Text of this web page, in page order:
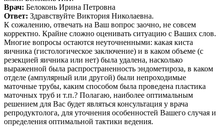
Истории пациентов
Анализы
Генетик
Эндокринолог
Специалист УЗД
Эмбриолог
Анестезиолог
Психолог
Гематолог
Хранение эмбрионов
Налоговый вычет
Проживание
Транспортировка репродуктивного материала
Обследования перед ЭКО, криопереносом (по ОМС)
Обследование перед ЭКО, для сурмам и доноров (на
Формы документов
Врач: Белоконь Ирина Петровна
Ответ: Здравствуйте Виктория Николаевна.
К сожалению, отвечать на Ваш вопрос заочно, не совсем
корректно. Крайне сложно оценивать ситуацию с Ваших слов.
Многие вопросы остаются неуточненными: какая киста
яичника (гистологическое заключение) и в каком объеме (с
резекцией яичника или нет) была удалена, насколько
выраженной была распространенность эндометироза, в каком
отделе (ампулярный или другой) были непроходимые
маточные трубы, каким способом была проведена пластика
маточных труб и т.п.? Полагаю, наиболее оптимальным
решением для Вас будет являться консультация у врача
репродуктолога, для уточнения особенностей Вашего случая и
определения оптимальной тактики ведения.